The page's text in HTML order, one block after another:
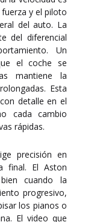
y el piloto
del auto. La
del diferencial
Un
el coche se
mantiene la
Esta
detalle en el
cada cambio
rápidas.
precisión en
final. El Aston
cuando la
progresivo,
los pianos o
El video que